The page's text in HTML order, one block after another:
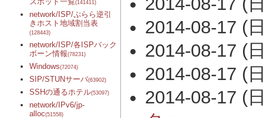
(141411)
network/ISP/ぷらら逆引
きホスト地域割当表
(128443)
network/ISP/各ISPバック
ボーン情報(78231)
Windows(72074)
SIP/STUNサーバ(63902)
SSHの通るホテル(53097)
network/IPv6/jp-
alloc(51558)
2014-08-17 (
2014-08-17 (
2014-08-17 (
2014-08-17 (